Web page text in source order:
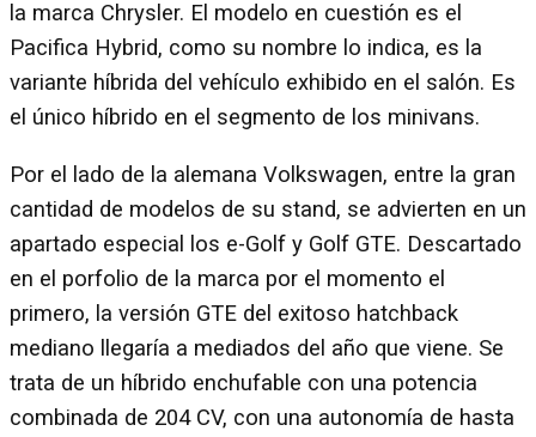
la marca Chrysler. El modelo en cuestión es el
Pacifica Hybrid, como su nombre lo indica, es la
variante híbrida del vehículo exhibido en el salón. Es
el único híbrido en el segmento de los minivans.
Por el lado de la alemana Volkswagen, entre la gran
cantidad de modelos de su stand, se advierten en un
apartado especial los e-Golf y Golf GTE. Descartado
en el porfolio de la marca por el momento el
primero, la versión GTE del exitoso hatchback
mediano llegaría a mediados del año que viene. Se
trata de un híbrido enchufable con una potencia
combinada de 204 CV, con una autonomía de hasta